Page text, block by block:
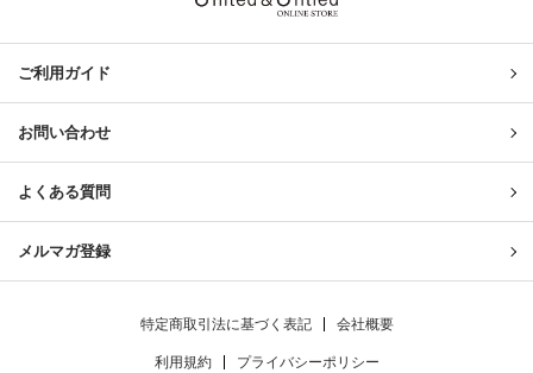
ご利用ガイド
お問い合わせ
よくある質問
メルマガ登録
特定商取引法に基づく表記 会社概要
利用規約 プライバシーポリシー